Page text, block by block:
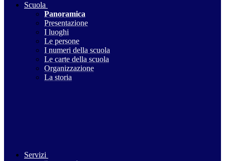
Scuola
Panoramica
Presentazione
I luoghi
Le persone
I numeri della scuola
Le carte della scuola
Organizzazione
La storia
Servizi